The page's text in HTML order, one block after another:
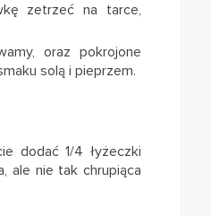
zetrzeć na tarce,
oraz pokrojone
solą i pieprzem.
dodać 1/4 łyżeczki
ale nie tak chrupiąca